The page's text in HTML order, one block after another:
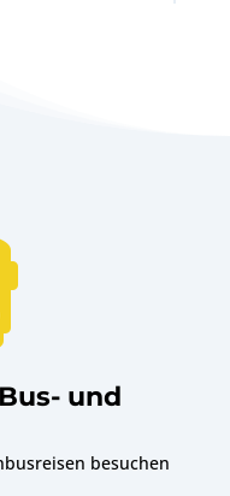
und
besuchen